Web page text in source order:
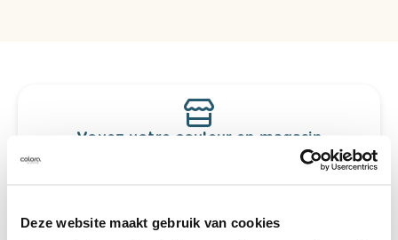
Deze website maakt gebruik van cookies
Voyez votre couleur en magasin
Découvrez des échantillons de votre
votre couleur.